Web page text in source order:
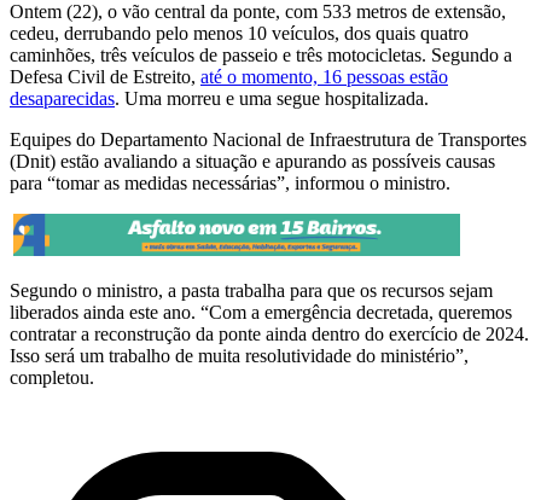
Ontem (22), o vão central da ponte, com 533 metros de extensão,
cedeu, derrubando pelo menos 10 veículos, dos quais quatro
caminhões, três veículos de passeio e três motocicletas. Segundo a
Defesa Civil de Estreito, até o momento, 16 pessoas estão
desaparecidas. Uma morreu e uma segue hospitalizada.
Equipes do Departamento Nacional de Infraestrutura de Transportes
(Dnit) estão avaliando a situação e apurando as possíveis causas
para “tomar as medidas necessárias”, informou o ministro.
Segundo o ministro, a pasta trabalha para que os recursos sejam
liberados ainda este ano. “Com a emergência decretada, queremos
contratar a reconstrução da ponte ainda dentro do exercício de 2024.
Isso será um trabalho de muita resolutividade do ministério”,
completou.